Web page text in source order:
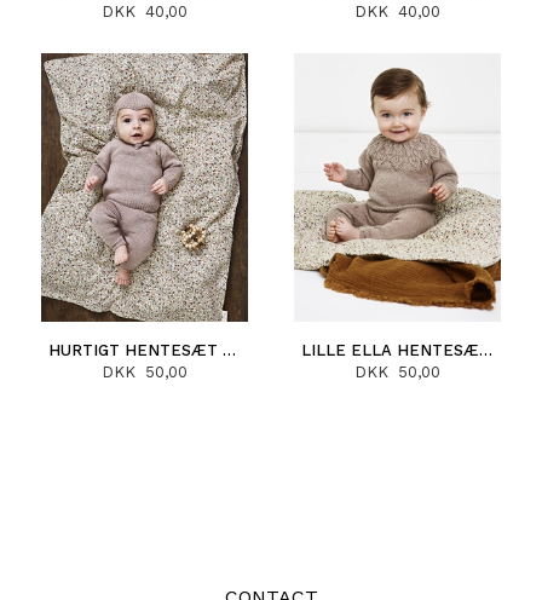
DKK 40,00
DKK 40,00
HURTIGT HENTESÆT (DANSK)
DKK 50,00
LILLE ELLA HENTESÆT (DANSK)
DKK 50,00